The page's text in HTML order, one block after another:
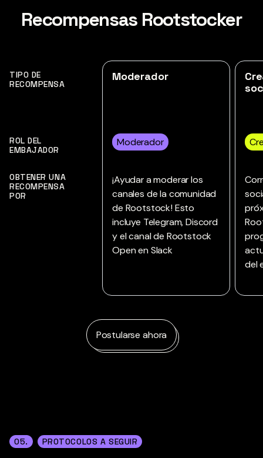
Recompensas Rootstocker
TIPO DE
RECOMPENSA
ROL DEL
EMBAJADOR
OBTENER UNA
RECOMPENSA
POR
Moderador
Moderador
¡Ayudar a moderar los
canales de la comunidad
de Rootstock! Esto
incluye Telegram, Discord
y el canal de Rootstock
Open en Slack
del
Postularse ahora
05. PROTOCOLOS A SEGUIR